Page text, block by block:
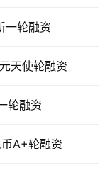
一轮融资
天使轮融资
轮融资
A+轮融资